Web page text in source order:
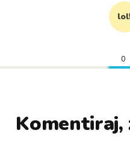
0
Komentiraj,